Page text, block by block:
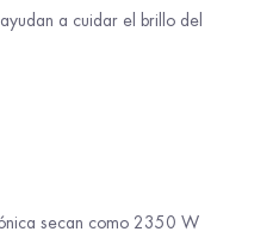
a cuidar el brillo del
secan como 2350 W